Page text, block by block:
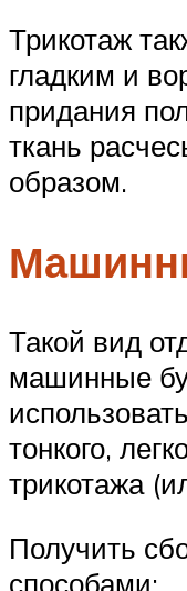
Трикотаж
гладким и
придания
ткань
образом.
Такой вид
машинные
тонкого,
трикотажа
Получить
способами: